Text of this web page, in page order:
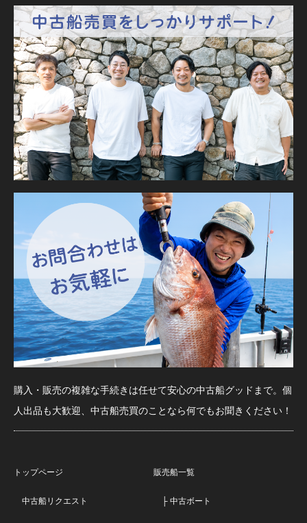
購入・販売の複雑な手続きは任せて安心の中古船グッドまで。個
人出品も大歓迎、中古船売買のことなら何でもお聞きください！
トップページ
中古船リクエスト
販売船一覧
├ 中古ボート